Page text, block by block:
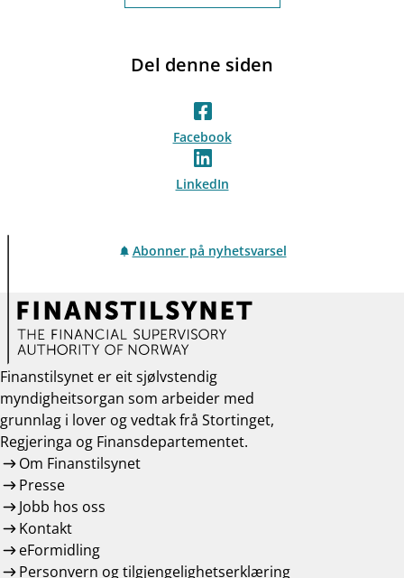
Del denne siden
Facebook
LinkedIn
Abonner på nyhetsvarsel
Finanstilsynet er eit sjølvstendig
myndigheitsorgan som arbeider med
grunnlag i lover og vedtak frå Stortinget,
Regjeringa og Finansdepartementet.
Om Finanstilsynet
Presse
Jobb hos oss
Kontakt
eFormidling
Personvern og tilgjengelighetserklæring